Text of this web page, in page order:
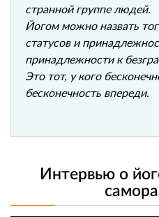
странной группе людей.
Йогом можно назвать
статусов и
принадлежности к
Это тот, у кого
бесконечность впереди.
Интервью о